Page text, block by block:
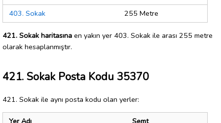
403. Sokak
255 Metre
421. Sokak haritasına en yakın yer 403. Sokak ile arası 255 metre
olarak hesaplanmıştır.
421. Sokak Posta Kodu 35370
421. Sokak ile aynı posta kodu olan yerler: